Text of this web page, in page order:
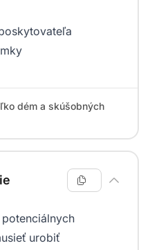
dém a skúšobných
urobiť